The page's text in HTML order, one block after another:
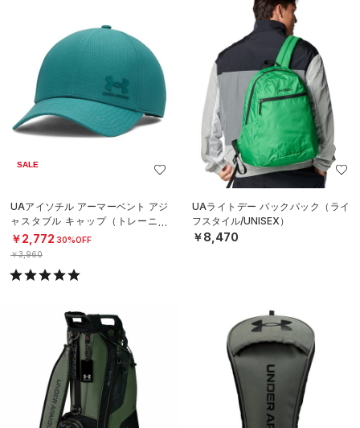
SALE
UAアイソチル アーマーベント アジ
ャスタブル キャップ（トレーニン
グ/MEN）
￥2,772 30%OFF
￥3,960
UAライトデー バックパック（ライ
フスタイル/UNISEX）
￥8,470